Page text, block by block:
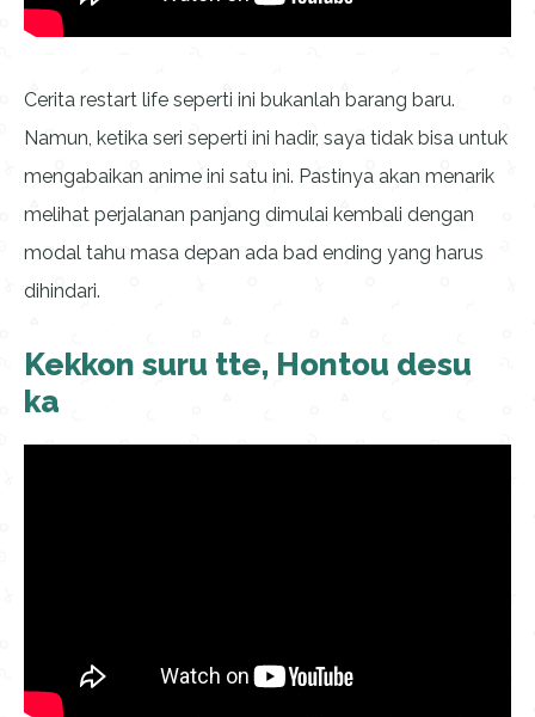
Cerita restart life seperti ini bukanlah barang baru.
Namun, ketika seri seperti ini hadir, saya tidak bisa untuk
mengabaikan anime ini satu ini. Pastinya akan menarik
melihat perjalanan panjang dimulai kembali dengan
modal tahu masa depan ada bad ending yang harus
dihindari.
Kekkon suru tte, Hontou desu
ka